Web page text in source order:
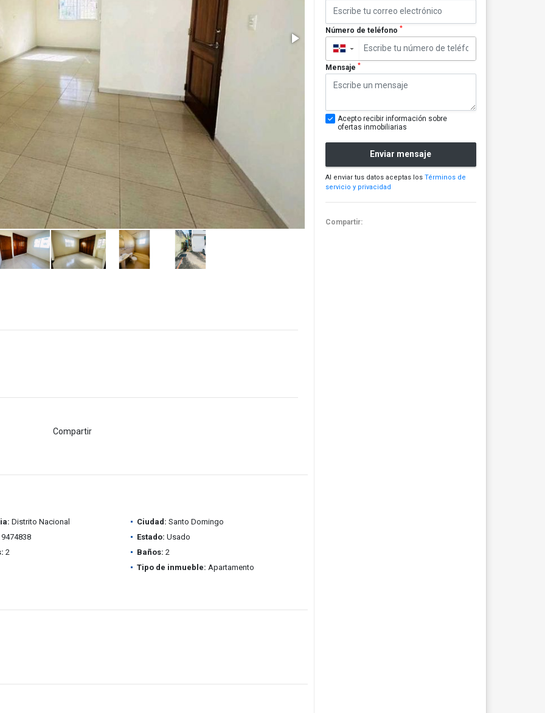
Compartir
Distrito Nacional Ciudad: Santo Domingo
9474838 Estado: Usado
2 Baños: 2
Tipo de inmueble: Apartamento
Número de teléfono *
▼
Mensaje *
Acepto recibir información sobre
ofertas inmobiliarias
Enviar mensaje
Al enviar tus datos aceptas los Términos de
servicio y privacidad
Compartir: